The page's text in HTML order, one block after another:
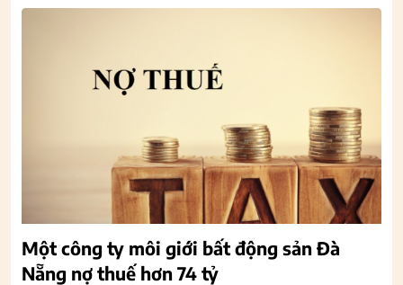
Một công ty môi giới bất động sản Đà
Nẵng nợ thuế hơn 74 tỷ